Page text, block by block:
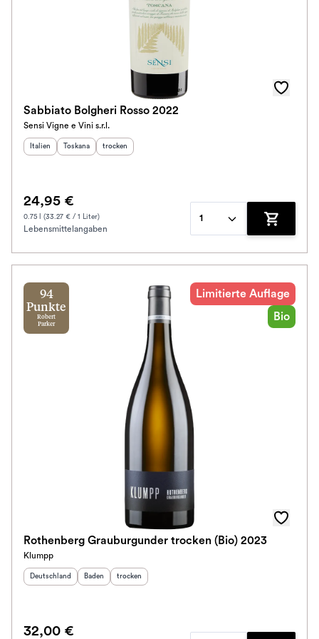
Sabbiato Bolgheri Rosso 2022
Sensi Vigne e Vini s.r.l.
Herkunftsland :
Italien Herkunftsregion:
Toskana Geschmack
trocken
24,95 €
0.75 l (33.27 € / 1 Liter)
Lebensmittelangaben
1
Zum
94
Punkte
Robert
Parker
Limitierte Auflage
Bio
Rothenberg Grauburgunder trocken (Bio) 2023
Klumpp
Herkunftsland
Deutschland Herkunftsregion:
Baden Geschmack
trocken
32,00 €